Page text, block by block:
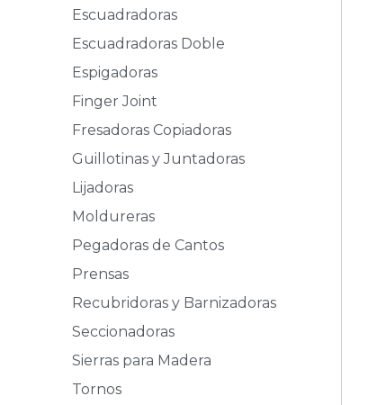
Escuadradoras
Escuadradoras Doble
Espigadoras
Finger Joint
Fresadoras Copiadoras
Guillotinas y Juntadoras
Lijadoras
Moldureras
Pegadoras de Cantos
Prensas
Recubridoras y Barnizadoras
Seccionadoras
Sierras para Madera
Tornos